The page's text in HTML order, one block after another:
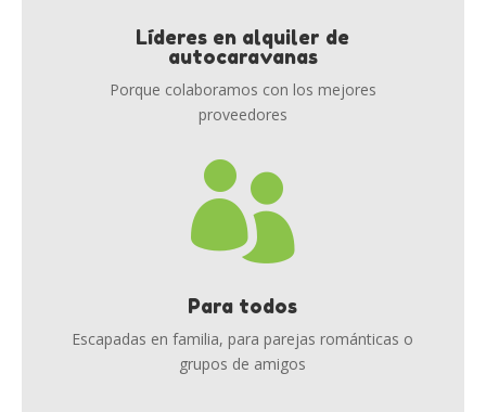
Líderes en alquiler de
autocaravanas
Porque colaboramos con los mejores
proveedores

Para todos
Escapadas en familia, para parejas románticas o
grupos de amigos